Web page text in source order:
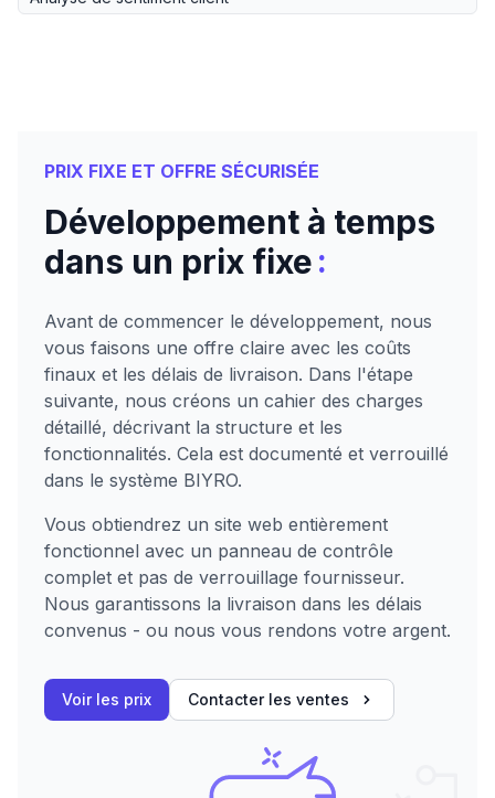
PRIX FIXE ET OFFRE SÉCURISÉE
Développement à temps
dans un prix fixe:
Avant de commencer le développement, nous
vous faisons une offre claire avec les coûts
finaux et les délais de livraison. Dans l'étape
suivante, nous créons un cahier des charges
détaillé, décrivant la structure et les
fonctionnalités. Cela est documenté et verrouillé
dans le système BIYRO.
Vous obtiendrez un site web entièrement
fonctionnel avec un panneau de contrôle
complet et pas de verrouillage fournisseur.
Nous garantissons la livraison dans les délais
convenus - ou nous vous rendons votre argent.
Voir les prix Contacter les ventes